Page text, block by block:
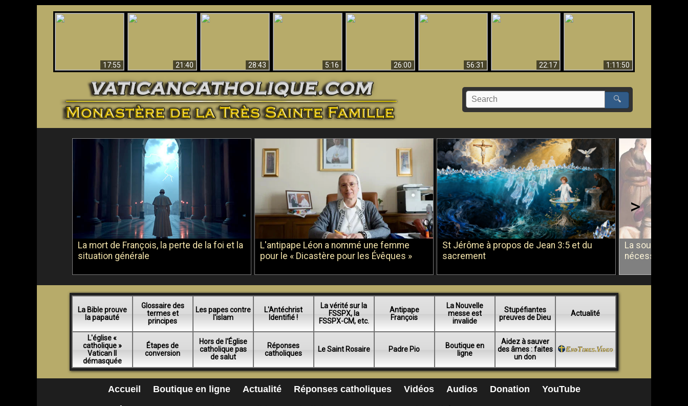
17:55
21:40
28:43
5:16
26:00 56:31 22:17
1:11:50
🔍
La mort de François, la perte de la foi et la
situation générale
L'antipape Léon a nommé une femme
pour le « Dicastère pour les Évêques »
St Jérôme à propos de Jean 3:5 et du
sacrement
La soumission
nécessité du
>
La Bible prouve
la papauté
Glossaire des
termes et
principes
Les papes contre
l'islam
L'Antéchrist
Identifié !
La vérité sur la
FSSPX, la
FSSPX-CM, etc.
Antipape
François
La Nouvelle
messe est
invalide
Stupéfiantes
preuves de Dieu
Actualité
L'église «
catholique »
Vatican II
démasquée
Étapes de
conversion
Hors de l'Église
catholique pas
de salut
Réponses
catholiques
Le Saint Rosaire Padre Pio
Boutique en
ligne
Aidez à sauver
des âmes : faites
un don
Accueil Boutique en ligne Actualité Réponses catholiques Vidéos Audios Donation YouTube